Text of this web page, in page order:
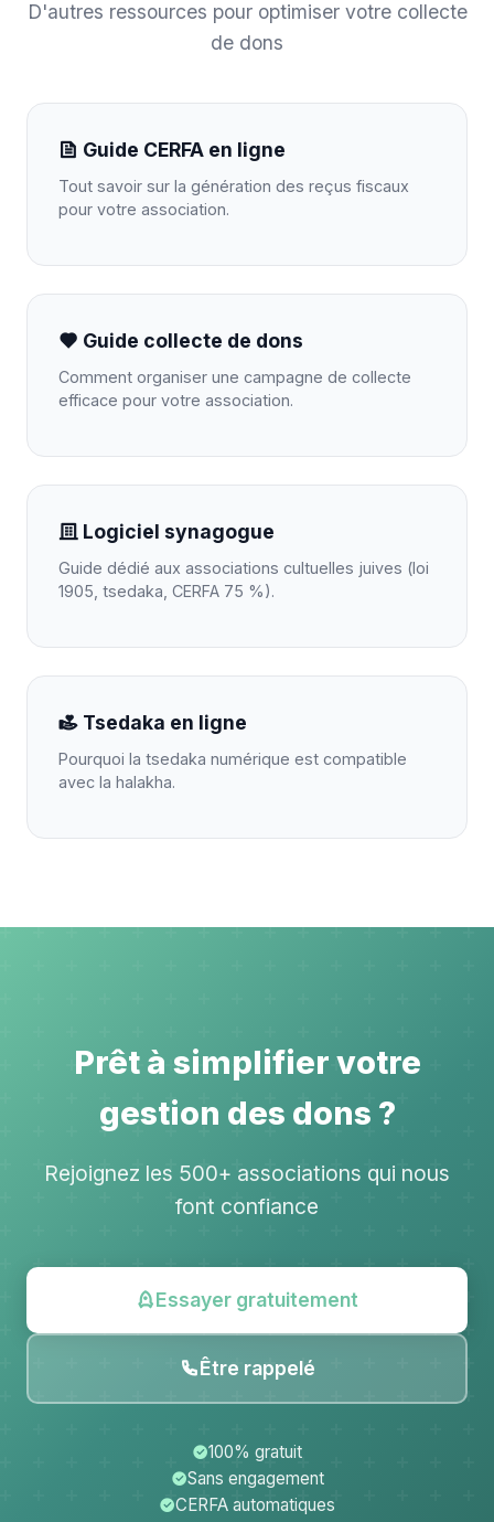
D'autres ressources pour optimiser votre collecte
de dons
Guide CERFA en ligne
Tout savoir sur la génération des reçus fiscaux
pour votre association.
Guide collecte de dons
Comment organiser une campagne de collecte
efficace pour votre association.
Logiciel synagogue
Guide dédié aux associations cultuelles juives (loi
1905, tsedaka, CERFA 75 %).
Tsedaka en ligne
Pourquoi la tsedaka numérique est compatible
avec la halakha.
Prêt à simplifier votre
gestion des dons ?
Rejoignez les 500+ associations qui nous
font confiance
Essayer gratuitement
Être rappelé
100% gratuit
Sans engagement
CERFA automatiques